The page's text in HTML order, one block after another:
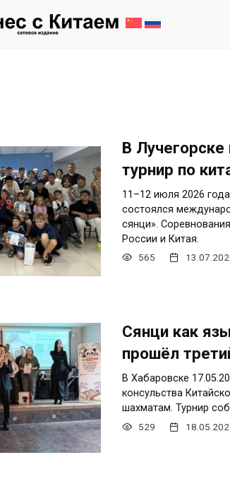
В
турнир по
11–12 июля 2026
состоялся
сянци».
России и Китая.
565
Сянци как
прошёл
В Хабаровске
консульства
шахматам. Турнир
529